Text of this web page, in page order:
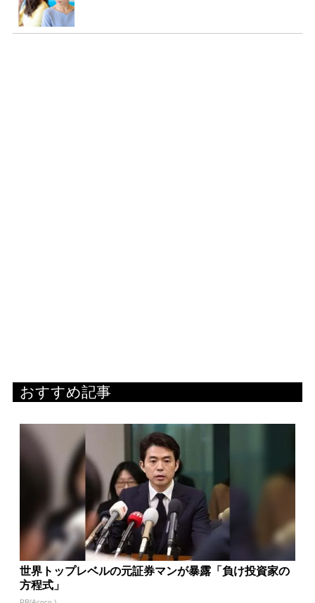
おすすめ記事
世界トップレベルの元証券マンが暴露「負け投資家の
方程式」